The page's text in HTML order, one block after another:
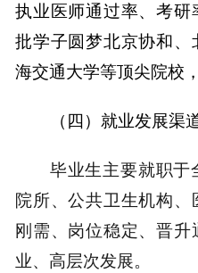
执业医师通过率、考
批学子圆梦北京协和
海交通大学等顶尖院校
（四）就业发展渠
毕业生主要就职于
院所、公共卫生机构
刚需、岗位稳定、晋
业、高层次发展。